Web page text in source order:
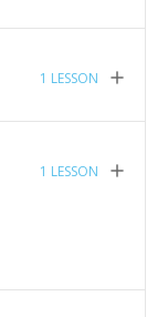
1 LESSON
1 LESSON